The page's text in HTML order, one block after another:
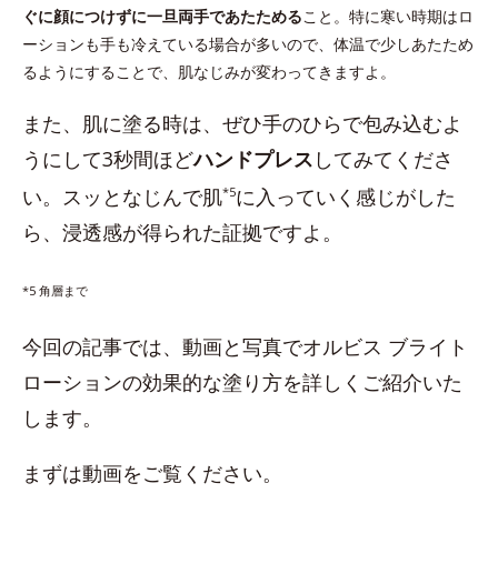
ぐに顔につけずに一旦両手であたためること。特に寒い時期はロ
ーションも手も冷えている場合が多いので、体温で少しあたため
るようにすることで、肌なじみが変わってきますよ。
また、肌に塗る時は、ぜひ手のひらで包み込むよ
うにして3秒間ほどハンドプレス してみてくださ
い。スッとなじんで肌*5に入っていく感じがした
ら、浸透感が得られた証拠ですよ。
*5 角層まで
今回の記事では、動画と写真でオルビス ブライト
ローションの効果的な塗り方を詳しくご紹介いた
します。
まずは動画をご覧ください。